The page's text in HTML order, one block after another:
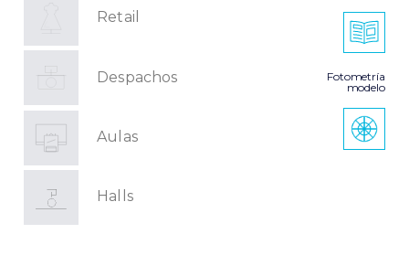
Retail
Despachos
Aulas
Halls
Fotometría
modelo